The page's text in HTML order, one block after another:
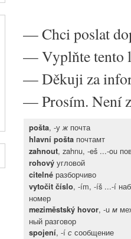
—Chci poslat
—Vyplňte tento
—Děkuji za
—Prosím. Není
pošta, -уж почта
hlavní pošta почтамт
zahnout, zahnu, -eš ...-ou
rohový угловой
citelné разборчиво
vytočit číslo, -ím, -íš ...-í
номер
meziměstský hovor, -u м
ный разговор
spojení, -í с сообщение